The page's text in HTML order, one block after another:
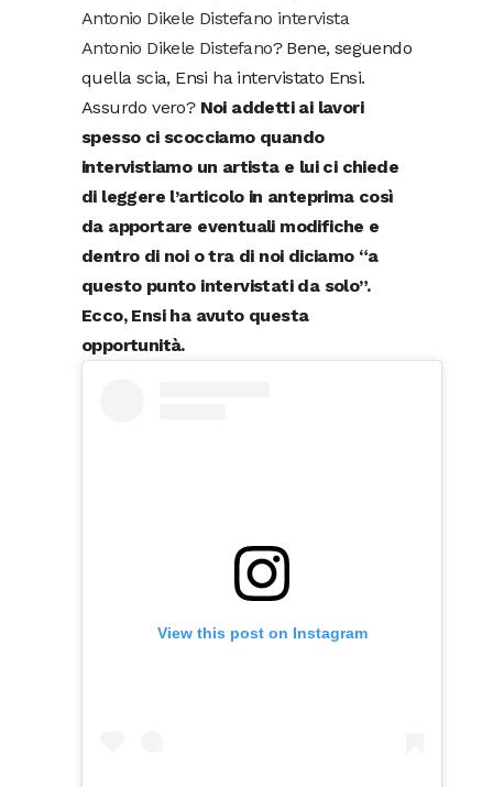
Antonio Dikele Distefano intervista
Antonio Dikele Distefano? Bene, seguendo
quella scia, Ensi ha intervistato Ensi.
Assurdo vero? Noi addetti ai lavori
spesso ci scocciamo quando
intervistiamo un artista e lui ci chiede
di leggere l’articolo in anteprima così
da apportare eventuali modifiche e
dentro di noi o tra di noi diciamo “a
questo punto intervistati da solo”.
Ecco, Ensi ha avuto questa
opportunità.
View this post on Instagram